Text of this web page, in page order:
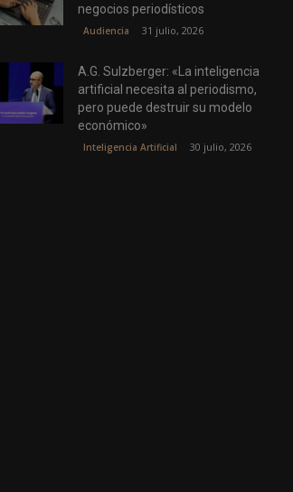
negocios periodísticos
Audiencia 31 julio, 2026
A.G. Sulzberger: «La inteligencia
artificial necesita al periodismo,
pero puede destruir su modelo
económico»
Inteligencia Artificial 30 julio, 2026